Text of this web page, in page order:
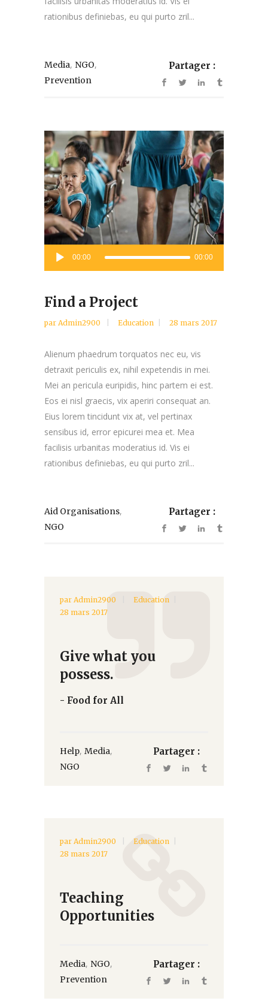
rationibus definiebas, eu qui purto zril...
Media, NGO,
Prevention
Partager :
Lecteur
00:00 00:00
Find a Project
par Admin2900 Education 28 mars 2017
Alienum phaedrum torquatos nec eu, vis
detraxit periculis ex, nihil expetendis in mei.
Mei an pericula euripidis, hinc partem ei est.
Eos ei nisl graecis, vix aperiri consequat an.
Eius lorem tincidunt vix at, vel pertinax
sensibus id, error epicurei mea et. Mea
facilisis urbanitas moderatius id. Vis ei
rationibus definiebas, eu qui purto zril...
Aid Organisations,
NGO
Partager :
par Admin2900
Education
28 mars 2017
Give what you
possess.
- Food for All
Help, Media,
NGO
Partager :
par Admin2900
Education
28 mars 2017
Teaching
Opportunities
Media, NGO,
Prevention
Partager :